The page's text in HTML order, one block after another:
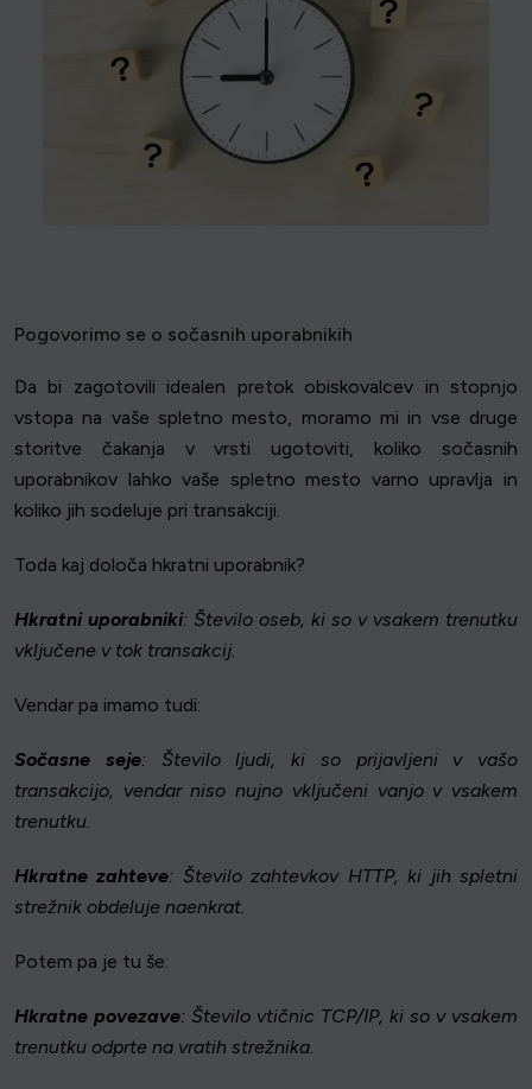
Pogovorimo se o sočasnih uporabnikih
Da bi zagotovili idealen pretok obiskovalcev in stopnjo
vstopa na vaše spletno mesto, moramo mi in vse druge
storitve čakanja v vrsti ugotoviti, koliko sočasnih
uporabnikov lahko vaše spletno mesto varno upravlja in
koliko jih sodeluje pri transakciji.
Toda kaj določa hkratni uporabnik?
Hkratni uporabniki: Število oseb, ki so v vsakem trenutku
vključene v tok transakcij.
Vendar pa imamo tudi:
Sočasne seje: Število ljudi, ki so prijavljeni v vašo
transakcijo, vendar niso nujno vključeni vanjo v vsakem
trenutku.
Hkratne zahteve: Število zahtevkov HTTP, ki jih spletni
strežnik obdeluje naenkrat.
Potem pa je tu še:
Hkratne povezave: Število vtičnic TCP/IP, ki so v vsakem
trenutku odprte na vratih strežnika.